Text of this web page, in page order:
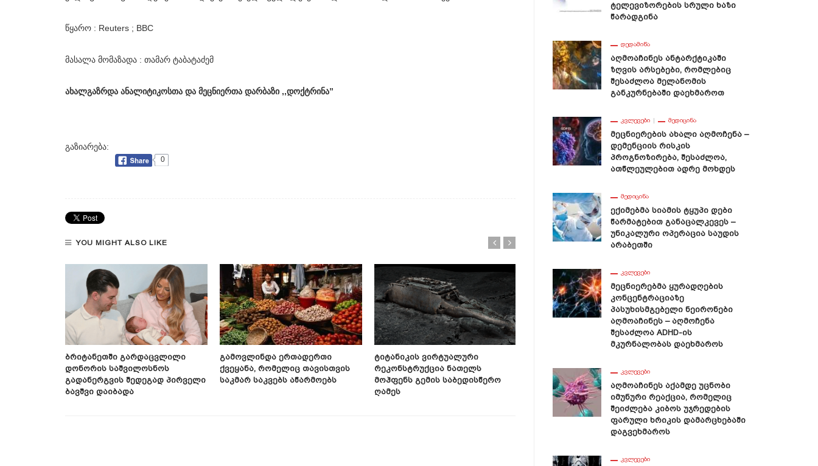
წყარო : Reuters ; BBC
მასალა მომაზადა : თამარ ტაბატაძემ
ახალგაზრდა ანალიტიკოსთა და მეცნიერთა დარბაზი ,,დოქტრინა”
გაზიარება:
0
YOU MIGHT ALSO LIKE
Ბრიტანეთში Გარდაცვლილი
Დონორის Საშვილოსნოს
Გადანერგვის Შედეგად Პირველი
Ბავშვი Დაიბადა
Გამოვლინდა Ერთადერთი
Ქვეყანა, Რომელიც Თავისთვის
Საკმარ Საკვებს Აწარმოებს
Ტიტანიკის Ვირტუალური
Რეკონსტრუქცია Ნათელს
Მოჰფენს Გემის Საბედისწერო
Ღამეს
Და Აზიის Დამაკავშირებელი
Პრეისტორიული Ხიდი
Შეუნარჩუნეს
Ტელევიზორების Სრული Ხაზი
Წარადგინა
ᲓᲔᲓᲐᲛᲘᲬᲐ
Აღმოაჩინეს Ანტარქტიკაში
Ზღვის Არსებები, Რომლებიც
Შესაძლოა Მელანომის
Განკურნებაში Დაეხმაროთ
ᲙᲕᲚᲔᲕᲔᲑᲘ ᲛᲔᲓᲘᲪᲘᲜᲐ
Მეცნიერების Ახალი Აღმოჩენა –
Დემენციის Რისკის
Პროგნოზირება, Შესაძლოა,
Ათწლეულებით Ადრე Მოხდეს
ᲛᲔᲓᲘᲪᲘᲜᲐ
Ექიმებმა Სიამის Ტყუპი Დები
Წარმატებით Განაცალკევეს –
Უნიკალური Ოპერაცია Საუდის
Არაბეთში
ᲙᲕᲚᲔᲕᲔᲑᲘ
Მეცნიერებმა Ყურადღების
Კონცენტრაციაზე
Პასუხისმგებელი Ნეირონები
Აღმოაჩინეს – Აღმოჩენა
Შესაძლოა ADHD-Ის
Მკურნალობას Დაეხმაროს
ᲙᲕᲚᲔᲕᲔᲑᲘ
Აღმოაჩინეს Აქამდე Უცნობი
Იმუნური Რეაქცია, Რომელიც
Შეიძლება Კიბოს Უჯრედების
Ფარული Ხრიკის Დამარცხებაში
Დაგვეხმაროს
ᲙᲕᲚᲔᲕᲔᲑᲘ